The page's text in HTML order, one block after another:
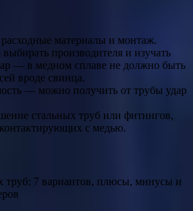
материалы и монтаж.
производителя и изучать
— в медном сплаве не должно быть
вроде свинца.
— можно получить от трубы удар
стальных труб или фитингов,
с медью.